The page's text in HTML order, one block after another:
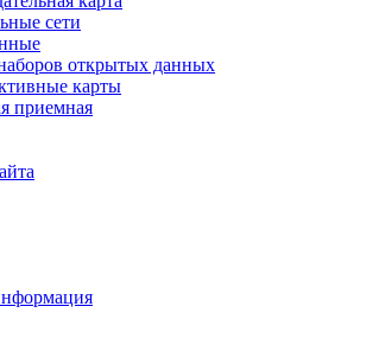
сети
открытых данных
карты
приемная